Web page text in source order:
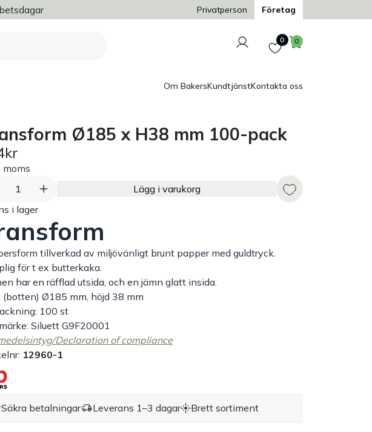
Trygg och säker betalning
Privatperson Företag
Logga in
Favoriter
0 Varukorg
0
Om BakersKundtjänstKontakta oss
Ø185 x H38 mm 100-pack
moms
1
Lägg i varukorg
i lager
tillverkad av miljövänligt brunt papper med guldtryck.
för t ex butterkaka.
har en räfflad utsida, och en jämn glatt insida.
(botten) Ø185 mm, höjd 38 mm
100 st
Siluett G9F20001
Declaration of compliance
12960-1
Säkra betalningar Leverans 1–3 dagar Brett sortiment